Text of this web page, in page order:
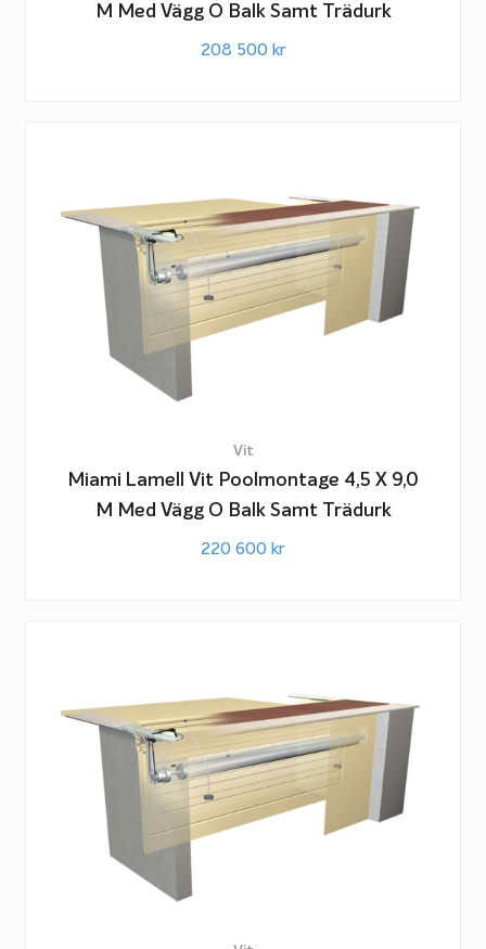
M Med Vägg O Balk Samt Trädurk
208 500 kr
Vit
Miami Lamell Vit Poolmontage 4,5 X 9,0
M Med Vägg O Balk Samt Trädurk
220 600 kr